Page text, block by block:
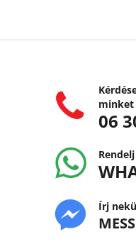
minket
06
Írj